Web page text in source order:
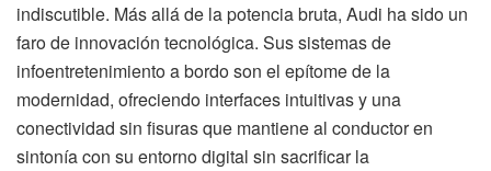
indiscutible. Más allá de la potencia bruta, Audi ha sido un
faro de innovación tecnológica. Sus sistemas de
infoentretenimiento a bordo son el epítome de la
modernidad, ofreciendo interfaces intuitivas y una
conectividad sin fisuras que mantiene al conductor en
sintonía con su entorno digital sin sacrificar la